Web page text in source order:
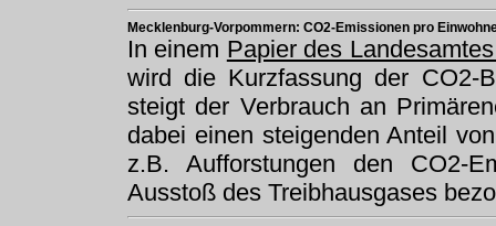
Mecklenburg-Vorpommern: CO2-Emissionen pro
In einem Papier des
wird die Kurzfassung der CO2-
steigt der Verbrauch an
dabei einen steigenden Anteil
z.B. Aufforstungen den CO2-
Ausstoß des Treibhausgases